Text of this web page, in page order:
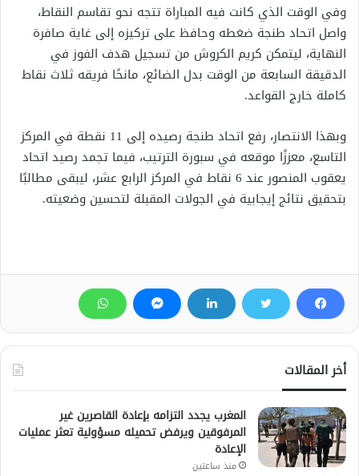
وفي الوقت الذي كانت فيه المباراة تتجه نحو تقاسم النقاط،
واصل اتحاد طنجة ضغطه وحافظ على تركيزه إلى غاية صافرة
النهاية، ليتمكن كريم الكروش من تسجيل هدف الفوز في
الدقيقة السابعة من الوقت بدل الضائع، مانحًا فريقه ثلاث نقاط
كاملة خارج القواعد.
وبهذا الانتصار، رفع اتحاد طنجة رصيده إلى 11 نقطة في المركز
التاسع، معززًا موقعه في سبورة الترتيب، فيما تجمد رصيد اتحاد
يعقوب المنصور عند 6 نقاط في المركز الرابع عشر، ليبقى مطالبًا
بتحقيق نتائج إيجابية في الجولات المقبلة لتحسين وضعيته.
أخر المقالات
المغرب يجدد التزامه بإعادة القاصرين غير
المرفوقين ويرفض تحميله مسؤولية تعثر عمليات
الإعادة
منذ ساعتين